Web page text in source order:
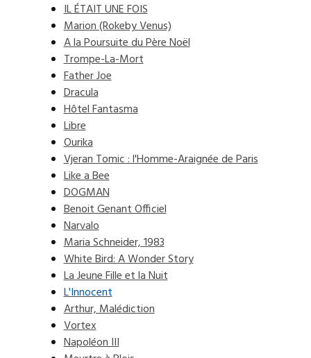
IL ÉTAIT UNE FOIS
Marion (Rokeby Venus)
A la Poursuite du Père Noël
Trompe-La-Mort
Father Joe
Dracula
Hôtel Fantasma
Libre
Ourika
Vjeran Tomic : l'Homme-Araignée de Paris
Like a Bee
DOGMAN
Benoit Genant Officiel
Narvalo
Maria Schneider, 1983
White Bird: A Wonder Story
La Jeune Fille et la Nuit
L'Innocent
Arthur, Malédiction
Vortex
Napoléon III